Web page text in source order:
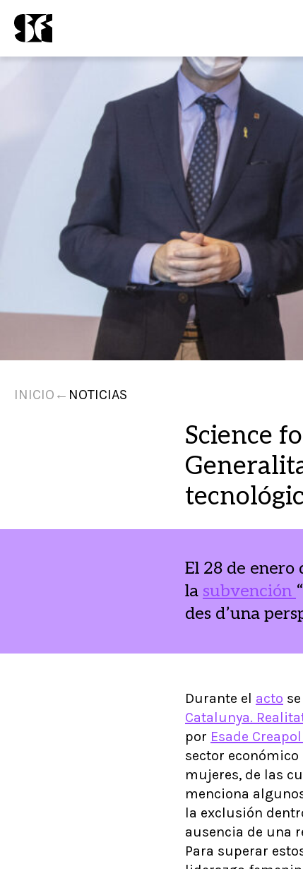
INICIO ← NOTICIAS
Science
El 28 de enero
la subvención
des d’una
Durante el acto
Catalunya.
por Esade
sector económico
mujeres, de las
menciona
la exclusión
ausencia de una
Para superar